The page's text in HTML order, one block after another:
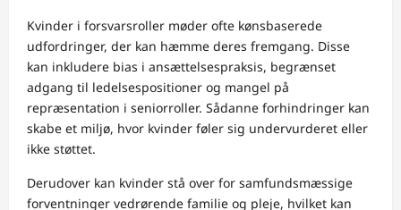
Kvinder i forsvarsroller møder ofte kønsbaserede
udfordringer, der kan hæmme deres fremgang. Disse
kan inkludere bias i ansættelsespraksis, begrænset
adgang til ledelsespositioner og mangel på
repræsentation i seniorroller. Sådanne forhindringer kan
skabe et miljø, hvor kvinder føler sig undervurderet eller
ikke støttet.
Derudover kan kvinder stå over for samfundsmæssige
forventninger vedrørende familie og pleje, hvilket kan